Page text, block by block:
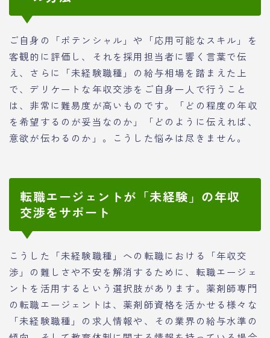
ご自身の「ポテンシャル」や「応用可能なスキル」を
客観的に評価し、それを採用担当者に響く言葉で伝
え、さらに「未経験職種」の給与相場を踏まえた上
で、デリケートな年収交渉をご自身一人で行うこと
は、非常に難易度が高いものです。「どの程度の年収
を希望するのが妥当なのか」「どのように伝えれば、
意欲が伝わるのか」。こうした悩みは尽きません。
転職エージェントが「未経験」の年収
交渉をサポート
こうした「未経験職種」への転職における「年収交
渉」の難しさや不安を解消するために、転職エージェ
ントを活用するという選択肢があります。薬剤師専門
の転職エージェントは、薬剤師資格を活かせる様々な
「未経験職種」の求人情報や、その業界の給与水準の